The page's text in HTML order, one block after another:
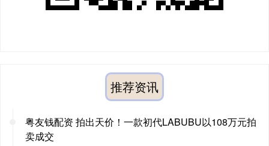
推荐资讯
粤友钱配资 拍出天价！一款初代LABUBU以108万元拍
卖成交